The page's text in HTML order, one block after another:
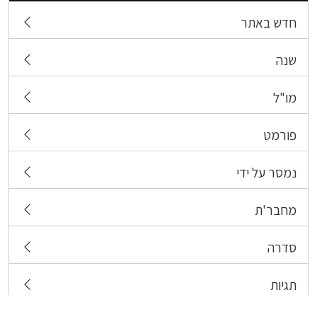
חדש באתר
שנה
מו"ל
פורמט
נמסר על ידי
מחבר'ת
סדרה
תגיות